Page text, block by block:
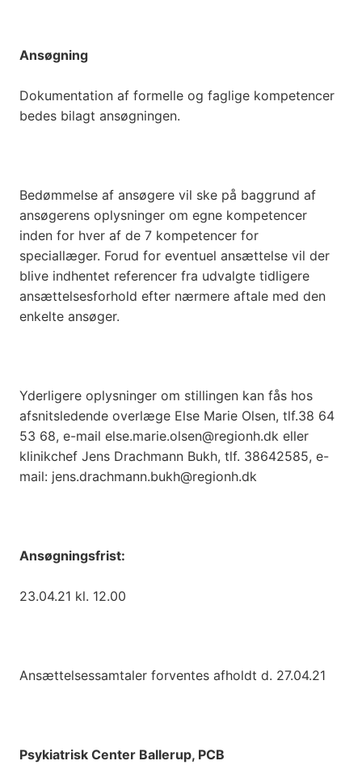
Ansøgning
Dokumentation af formelle og faglige kompetencer
bedes bilagt ansøgningen.
Bedømmelse af ansøgere vil ske på baggrund af
ansøgerens oplysninger om egne kompetencer
inden for hver af de 7 kompetencer for
speciallæger. Forud for eventuel ansættelse vil der
blive indhentet referencer fra udvalgte tidligere
ansættelsesforhold efter nærmere aftale med den
enkelte ansøger.
Yderligere oplysninger om stillingen kan fås hos
afsnitsledende overlæge Else Marie Olsen, tlf.38 64
53 68, e-mail else.marie.olsen@regionh.dk eller
klinikchef Jens Drachmann Bukh, tlf. 38642585, e-
mail: jens.drachmann.bukh@regionh.dk
Ansøgningsfrist:
23.04.21 kl. 12.00
Ansættelsessamtaler forventes afholdt d. 27.04.21
Psykiatrisk Center Ballerup, PCB